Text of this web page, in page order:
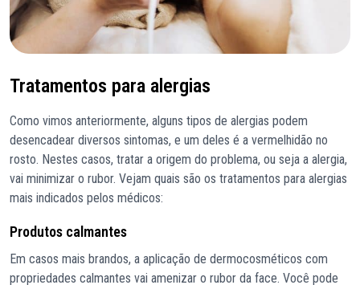
Tratamentos para alergias
Como vimos anteriormente, alguns tipos de alergias podem
desencadear diversos sintomas, e um deles é a vermelhidão no
rosto. Nestes casos, tratar a origem do problema, ou seja a alergia,
vai minimizar o rubor. Vejam quais são os tratamentos para alergias
mais indicados pelos médicos:
Produtos calmantes
Em casos mais brandos, a aplicação de dermocosméticos com
propriedades calmantes vai amenizar o rubor da face. Você pode